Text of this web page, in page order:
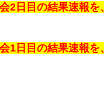
2日目の結果速報を
1日目の結果速報を